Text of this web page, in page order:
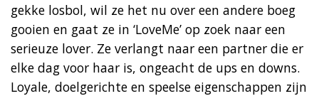
gekke losbol, wil ze het nu over een andere boeg
gooien en gaat ze in ‘LoveMe’ op zoek naar een
serieuze lover. Ze verlangt naar een partner die er
elke dag voor haar is, ongeacht de ups en downs.
Loyale, doelgerichte en speelse eigenschappen zijn